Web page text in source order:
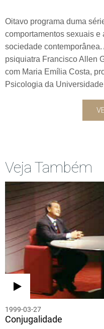
Oitavo programa duma
comportamentos sexuais
sociedade
psiquiatra Francisco Allen
com Maria Emília Costa,
Psicologia da
Veja Também
1999-03-27
Conjugalidade